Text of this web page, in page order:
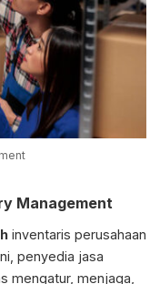
Management
inventaris perusahaan
penyedia jasa
mengatur, menjaga,